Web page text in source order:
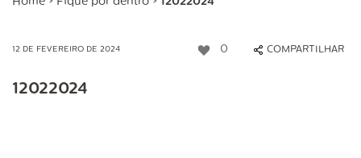
12 DE FEVEREIRO DE 2024 0 COMPARTILHAR
12022024